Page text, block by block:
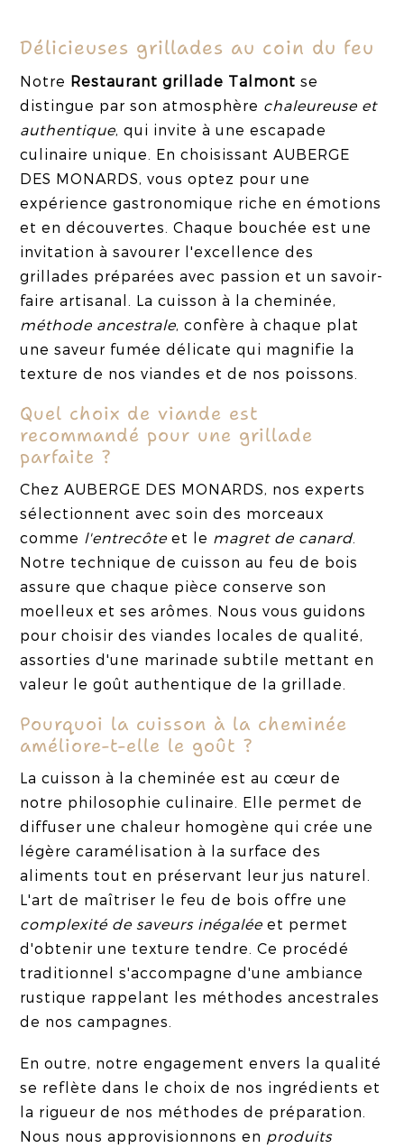
Délicieuses grillades au coin du feu
Notre Restaurant grillade Talmont se
distingue par son atmosphère chaleureuse et
authentique, qui invite à une escapade
culinaire unique. En choisissant AUBERGE
DES MONARDS, vous optez pour une
expérience gastronomique riche en émotions
et en découvertes. Chaque bouchée est une
invitation à savourer l'excellence des
grillades préparées avec passion et un savoir-
faire artisanal. La cuisson à la cheminée,
méthode ancestrale, confère à chaque plat
une saveur fumée délicate qui magnifie la
texture de nos viandes et de nos poissons.
Quel choix de viande est
recommandé pour une grillade
parfaite ?
Chez AUBERGE DES MONARDS, nos experts
sélectionnent avec soin des morceaux
comme l'entrecôte et le magret de canard.
Notre technique de cuisson au feu de bois
assure que chaque pièce conserve son
moelleux et ses arômes. Nous vous guidons
pour choisir des viandes locales de qualité,
assorties d'une marinade subtile mettant en
valeur le goût authentique de la grillade.
Pourquoi la cuisson à la cheminée
améliore-t-elle le goût ?
La cuisson à la cheminée est au cœur de
notre philosophie culinaire. Elle permet de
diffuser une chaleur homogène qui crée une
légère caramélisation à la surface des
aliments tout en préservant leur jus naturel.
L'art de maîtriser le feu de bois offre une
complexité de saveurs inégalée et permet
d'obtenir une texture tendre. Ce procédé
traditionnel s'accompagne d'une ambiance
rustique rappelant les méthodes ancestrales
de nos campagnes.
En outre, notre engagement envers la qualité
se reflète dans le choix de nos ingrédients et
la rigueur de nos méthodes de préparation.
Nous nous approvisionnons en produits